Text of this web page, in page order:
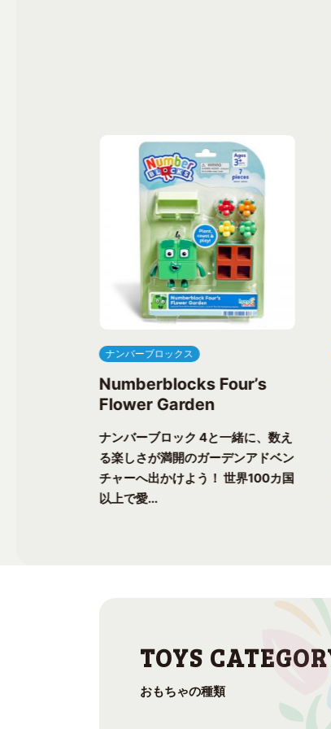
ナンバーブロックス
Numberblocks Four’s
Flower Garden
ナンバーブロック 4と一緒に、数え
る楽しさが満開のガーデンアドベン
チャーへ出かけよう！ 世界100カ国
以上で愛...
おもちゃの種類